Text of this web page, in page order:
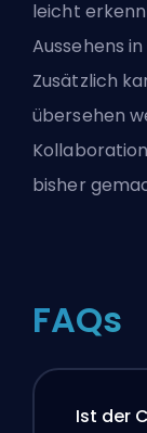
leicht
Aussehens
Zusätzlich
übersehen
bisher
FAQs
Ist der